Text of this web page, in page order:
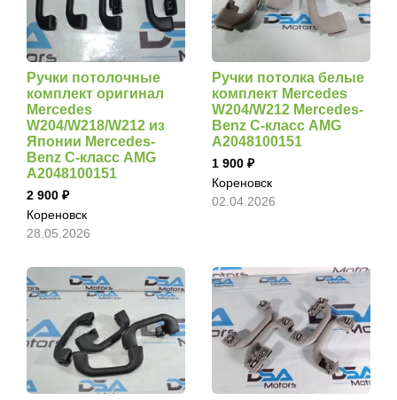
Ручки потолочные
комплект оригинал
Mercedes
W204/W218/W212 из
Японии Mercedes-
Benz C-класс AMG
A2048100151
2 900
Кореновск
28.05.2026
Ручки потолка белые
комплект Mercedes
W204/W212 Mercedes-
Benz C-класс AMG
A2048100151
1 900
Кореновск
02.04.2026